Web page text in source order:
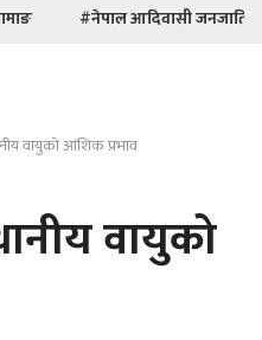
#नेपाल आदिवासी जनजाति
वायुको आंशिक प्रभाव
वायुको